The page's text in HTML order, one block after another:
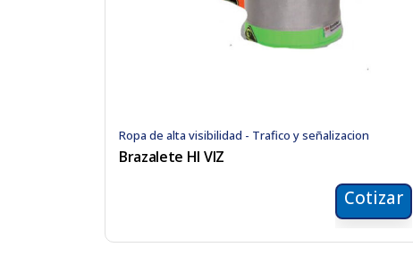
Ropa de alta visibilidad - Trafico y señalizacion
Brazalete HI VIZ
Cotizar